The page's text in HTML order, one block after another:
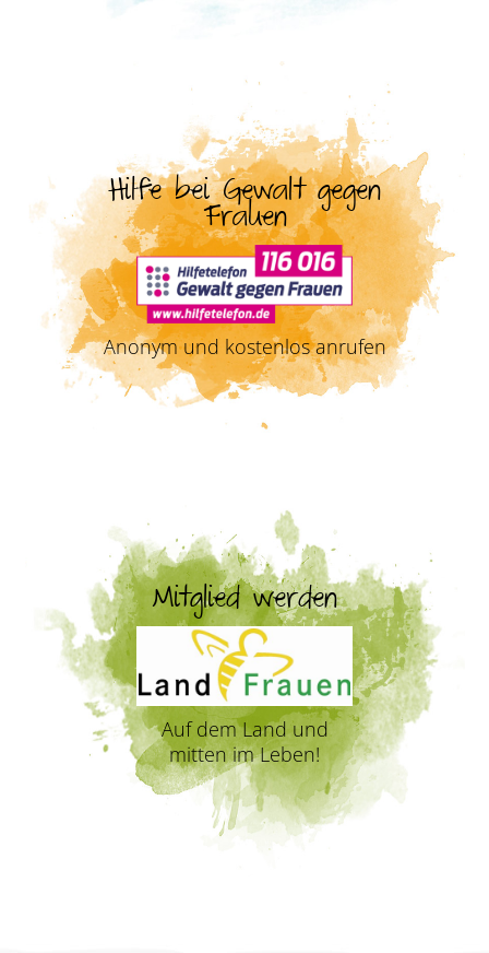
Hilfe bei Gewalt gegen
Frauen
Anonym und kostenlos anrufen
Mitglied werden
Auf dem Land und
mitten im Leben!